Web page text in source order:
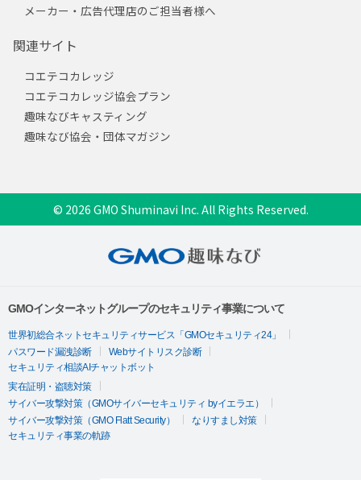
メーカー・広告代理店のご担当者様へ
関連サイト
コエテコカレッジ
コエテコカレッジ協会プラン
趣味なびキャスティング
趣味なび協会・団体マガジン
© 2026 GMO Shuminavi Inc. All Rights Reserved.